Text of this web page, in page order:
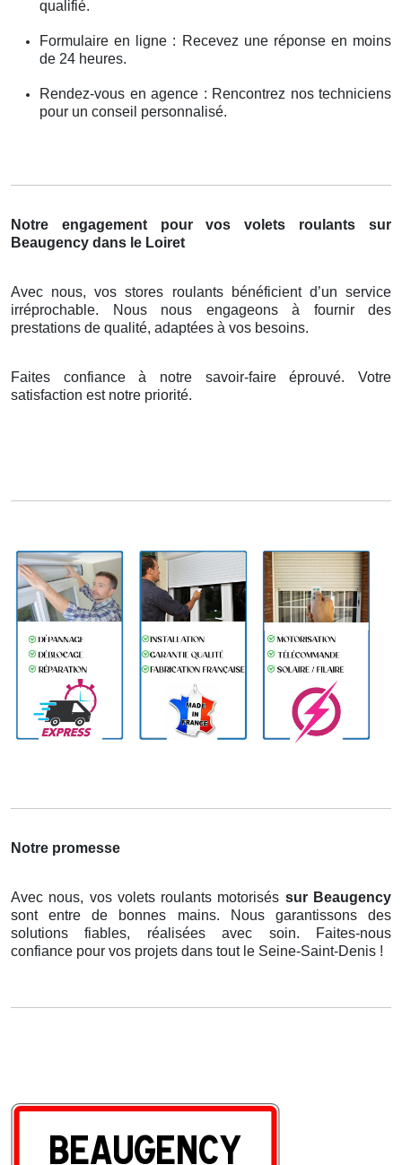
qualifié.
Formulaire en ligne : Recevez une réponse en moins
de 24 heures.
Rendez-vous en agence : Rencontrez nos techniciens
pour un conseil personnalisé.
Notre engagement pour vos volets roulants sur
Beaugency dans le Loiret
Avec nous, vos stores roulants bénéficient d’un service
irréprochable. Nous nous engageons à fournir des
prestations de qualité, adaptées à vos besoins.
Faites confiance à notre savoir-faire éprouvé. Votre
satisfaction est notre priorité.
Notre promesse
Avec nous, vos volets roulants motorisés sur Beaugency
sont entre de bonnes mains. Nous garantissons des
solutions fiables, réalisées avec soin. Faites-nous
confiance pour vos projets dans tout le Seine-Saint-Denis !